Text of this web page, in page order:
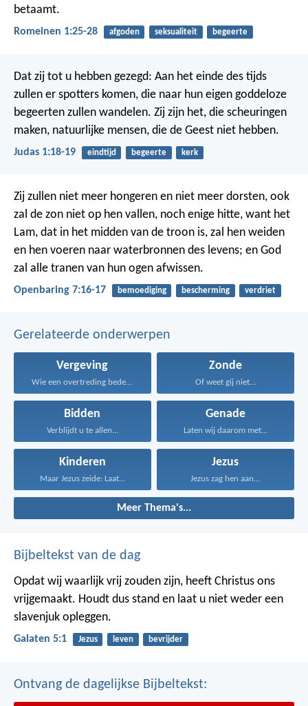
betaamt.
Romeinen 1:25-28 afgoden seksualiteit begeerte
Dat zij tot u hebben gezegd: Aan het einde des tijds
zullen er spotters komen, die naar hun eigen goddeloze
begeerten zullen wandelen. Zij zijn het, die scheuringen
maken, natuurlijke mensen, die de Geest niet hebben.
Judas 1:18-19 eindtijd begeerte kerk
Zij zullen niet meer hongeren en niet meer dorsten, ook
zal de zon niet op hen vallen, noch enige hitte, want het
Lam, dat in het midden van de troon is, zal hen weiden
en hen voeren naar waterbronnen des levens; en God
zal alle tranen van hun ogen afwissen.
Openbaring 7:16-17 bemoediging bescherming verdriet
Gerelateerde onderwerpen
Vergeving
Wie een overtreding bedekt...
Zonde
Of weet gij niet...
Bidden
Verblijdt u te allen...
Genade
Laten wij daarom met...
Kinderen
Maar Jezus zeide: Laat...
Jezus
Jezus zag hen aan...
Meer Thema's...
Bijbeltekst van de dag
Opdat wij waarlijk vrij zouden zijn, heeft Christus ons
vrijgemaakt. Houdt dus stand en laat u niet weder een
slavenjuk opleggen.
Galaten 5:1 Jezus leven bevrijder
Ontvang de dagelijkse Bijbeltekst: